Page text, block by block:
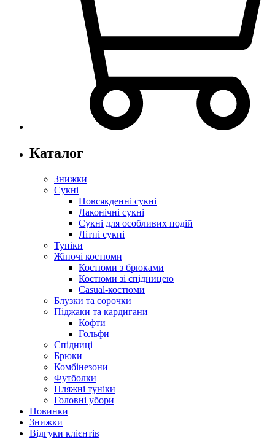
Каталог
Знижки
Сукні
Повсякденні сукні
Лаконічні сукні
Сукні для особливих подій
Літні сукні
Туніки
Жіночі костюми
Костюми з брюками
Костюми зі спідницею
Casual-костюми
Блузки та сорочки
Піджаки та кардигани
Кофти
Гольфи
Спідниці
Брюки
Комбінезони
Футболки
Пляжні туніки
Головні убори
Новинки
Знижки
Відгуки клієнтів